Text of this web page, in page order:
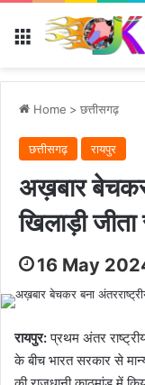
Menu
Home > छत्तीसगढ़
छत्तीसगढ़ रायपुर
अख़बार बेचकर
खिलाड़ी
16 May
रायपुर:प्रथम अंतर
के बीच भारत सरकार से